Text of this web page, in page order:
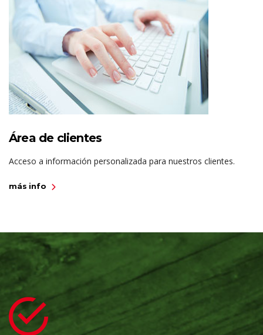
Área de clientes
Acceso a información personalizada para nuestros clientes.
más info